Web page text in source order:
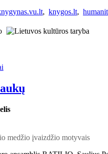
, knygos.lt,
medžio įvaizdžio motyvais